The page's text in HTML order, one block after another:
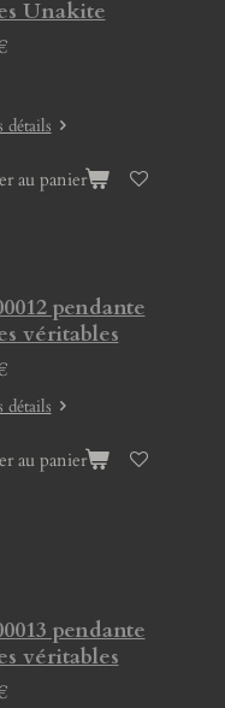
Unakite
détails
au panier
pendante
véritables
détails
au panier
pendante
véritables